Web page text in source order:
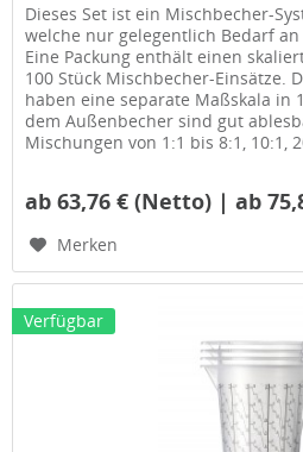
Dieses Set ist ein Mischbecher-
welche nur gelegentlich Bedarf an
Eine Packung enthält einen
100 Stück Mischbecher-Einsätze.
haben eine separate Maßskala in
dem Außenbecher sind gut
Mischungen von 1:1 bis 8:1, 10:1,
ab 63,76 € (Netto) | ab
Merken
Verfügbar